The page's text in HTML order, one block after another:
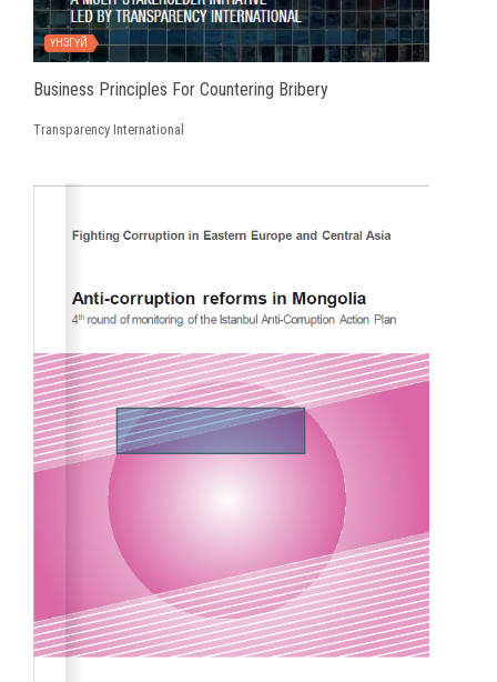
ҮНЭГҮЙ
Business Principles For Countering Bribery
Transparency International